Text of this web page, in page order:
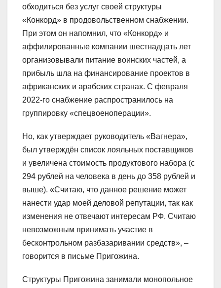
обходиться без услуг своей структуры
«Конкорд» в продовольственном снабжении.
При этом он напомнил, что «Конкорд» и
аффилированные компании шестнадцать лет
организовывали питание воинских частей, а
прибыль шла на финансирование проектов в
африканских и арабских странах. С февраля
2022-го снабжение распространилось на
группировку «спецвоеноперации».
Но, как утверждает руководитель «Вагнера»,
был утверждён список лояльных поставщиков
и увеличена стоимость продуктового набора (с
294 рублей на человека в день до 358 рублей и
выше). «Считаю, что данное решение может
нанести удар моей деловой репутации, так как
изменения не отвечают интересам РФ. Считаю
невозможным принимать участие в
бесконтрольном разбазаривании средств», –
говорится в письме Пригожина.
Структуры Пригожина занимали монопольное